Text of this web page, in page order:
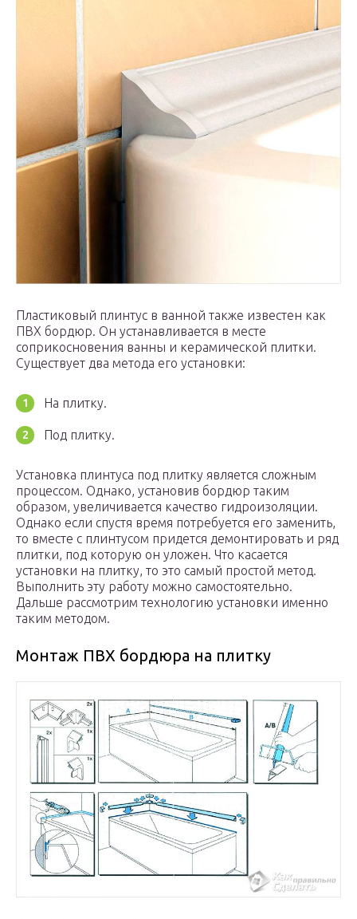
Пластиковый плинтус в ванной также известен как
ПВХ бордюр. Он устанавливается в месте
соприкосновения ванны и керамической плитки.
Существует два метода его установки:
На плитку.
Под плитку.
Установка плинтуса под плитку является сложным
процессом. Однако, установив бордюр таким
образом, увеличивается качество гидроизоляции.
Однако если спустя время потребуется его заменить,
то вместе с плинтусом придется демонтировать и ряд
плитки, под которую он уложен. Что касается
установки на плитку, то это самый простой метод.
Выполнить эту работу можно самостоятельно.
Дальше рассмотрим технологию установки именно
таким методом.
Монтаж ПВХ бордюра на плитку